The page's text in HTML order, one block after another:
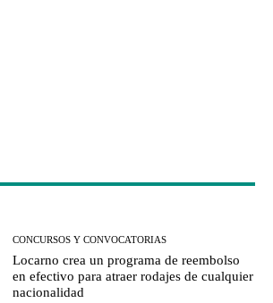
CONCURSOS Y CONVOCATORIAS
Locarno crea un programa de reembolso
en efectivo para atraer rodajes de cualquier
nacionalidad